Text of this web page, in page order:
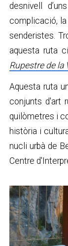
desnivell
complicació,
senderistes.
aquesta ruta
Rupestre de la
Aquesta ruta
conjunts d'art
quilòmetres i
història i
nucli urbà de
Centre